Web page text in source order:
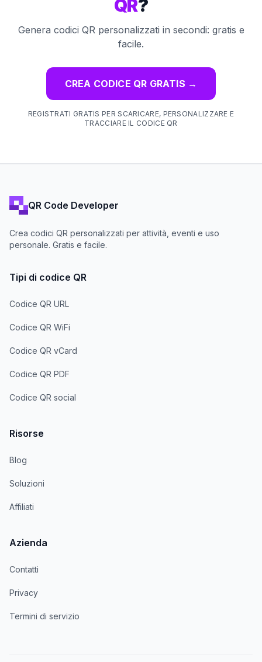
QR?
Genera codici QR personalizzati in secondi: gratis e
facile.
CREA CODICE QR GRATIS →
REGISTRATI GRATIS PER SCARICARE, PERSONALIZZARE E
TRACCIARE IL CODICE QR
QR Code Developer
Crea codici QR personalizzati per attività, eventi e uso
personale. Gratis e facile.
Tipi di codice QR
Codice QR URL
Codice QR WiFi
Codice QR vCard
Codice QR PDF
Codice QR social
Risorse
Blog
Soluzioni
Affiliati
Azienda
Contatti
Privacy
Termini di servizio